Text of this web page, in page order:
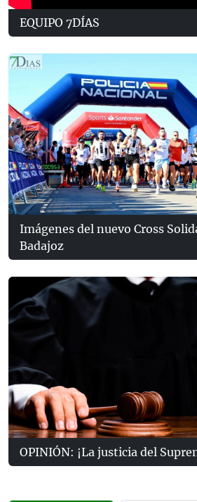
EQUIPO 7DÍAS
Imágenes del nuevo Cross
Badajoz
OPINIÓN: ¡La justicia del